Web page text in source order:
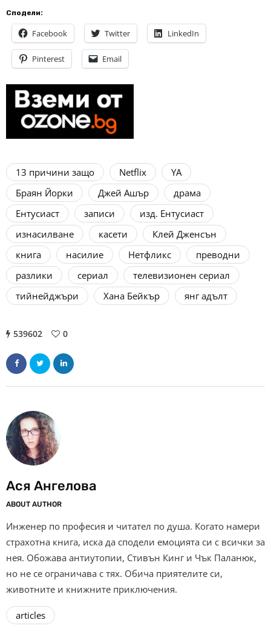
Сподели:
Facebook Twitter LinkedIn
Pinterest Email
13 причини защо Netflix
YA
Браян Йорки
Джей Ашър
драма
Ентусиаст
записи
изд. Ентусиаст
изнасилване
касети
Клей Дженсън
книга
насилие Нетфликс
преводни
разлики
сериал
телевизионен сериал
тийнейджъри
Хана Бейкър янг адълт
539602 0
Ася Ангелова
ABOUT AUTHOR
Инженер по професия и читател по душа. Когато намери
страхотна книга, иска да сподели емоцията си с всички за
нея. Обожава антиутопии, Стивън Кинг и Чък Паланюк,
но не се ограничава с тях. Обича приятелите си,
животните и книжните приключения.
articles